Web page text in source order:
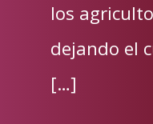
los
dejando el
[…]